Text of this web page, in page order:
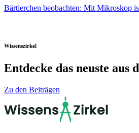
Bärtierchen beobachten: Mit Mikroskop
Wissenszirkel
Entdecke das neuste aus
Zu den Beiträgen